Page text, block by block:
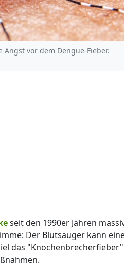
vor dem Dengue-Fieber.
seit den 1990er Jahren
Der Blutsauger kann
das "Knochenbrecherfieber"